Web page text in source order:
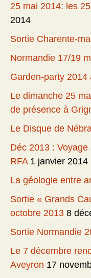
25 mai 2014: les
2014
Sortie Charente-
Normandie 17/19
Garden-party 2014
Le dimanche 25
de présence à
Le Disque de
Déc 2013 :
RFA 1 janvier 2014
La géologie entre
Sortie « Grands
octobre 2013 8
Sortie Normandie
Le 7 décembre
Aveyron 17